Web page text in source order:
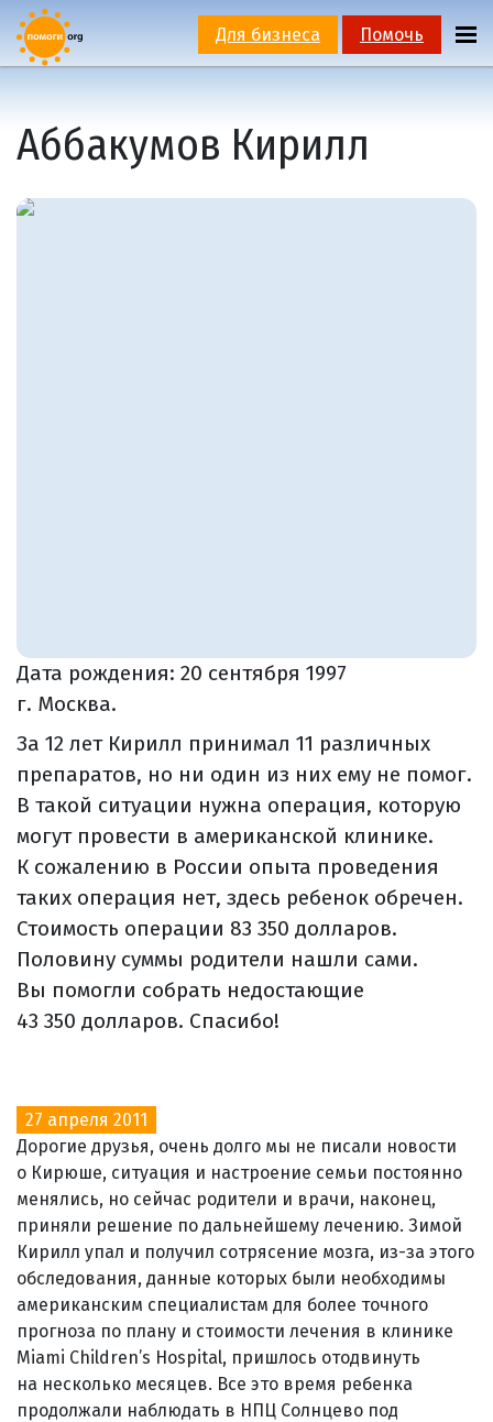
Для бизнеса Помочь
Аббакумов Кирилл
Дата рождения: 20 сентября 1997
г. Москва.
За 12 лет Кирилл принимал 11 различных
препаратов, но ни один из них ему не помог.
В такой ситуации нужна операция, которую
могут провести в американской клинике.
К сожалению в России опыта проведения
таких операция нет, здесь ребенок обречен.
Стоимость операции 83 350 долларов.
Половину суммы родители нашли сами.
Вы помогли собрать недостающие
43 350 долларов. Спасибо!
27 апреля 2011
Дорогие друзья, очень долго мы не писали новости
о Кирюше, ситуация и настроение семьи постоянно
менялись, но сейчас родители и врачи, наконец,
приняли решение по дальнейшему лечению. Зимой
Кирилл упал и получил сотрясение мозга, из-за этого
обследования, данные которых были необходимы
американским специалистам для более точного
прогноза по плану и стоимости лечения в клинике
Miami Children’s Hospital, пришлось отодвинуть
на несколько месяцев. Все это время ребенка
продолжали наблюдать в НПЦ Солнцево под